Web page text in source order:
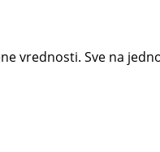
vrednosti. Sve na